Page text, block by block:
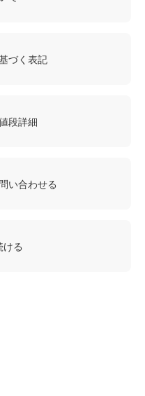
づく表記
段詳細
い合わせる
ける